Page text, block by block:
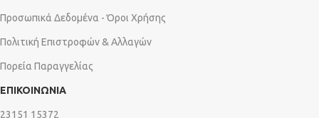
Προσωπικά Δεδομένα - Όροι Χρήσης
Πολιτική Επιστροφών & Αλλαγών
Πορεία Παραγγελίας
ΕΠΙΚΟΙΝΩΝΙΑ
23151 15372